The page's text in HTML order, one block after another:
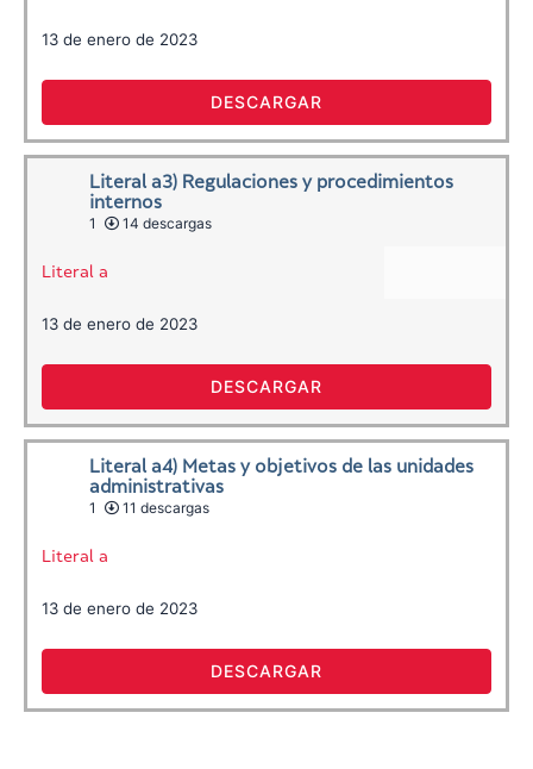
13 de enero de 2023
DESCARGAR
Literal a3) Regulaciones y procedimientos
internos
1
14 descargas
Literal a
13 de enero de 2023
DESCARGAR
Literal a4) Metas y objetivos de las unidades
administrativas
1
11 descargas
Literal a
13 de enero de 2023
DESCARGAR